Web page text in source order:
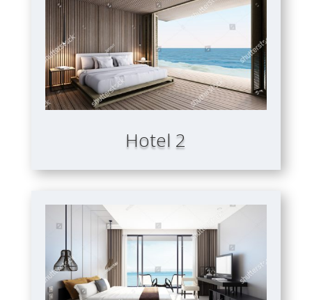
Hotel 2